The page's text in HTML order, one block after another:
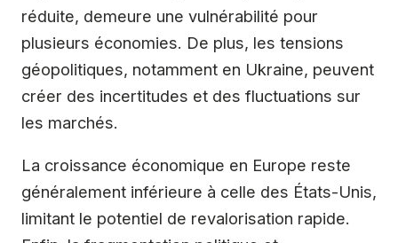
réduite, demeure une vulnérabilité pour
plusieurs économies. De plus, les tensions
géopolitiques, notamment en Ukraine, peuvent
créer des incertitudes et des fluctuations sur
les marchés.
La croissance économique en Europe reste
généralement inférieure à celle des États-Unis,
limitant le potentiel de revalorisation rapide.